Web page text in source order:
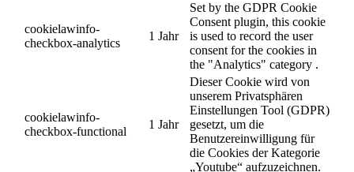
cookielawinfo-
checkbox-analytics
1 Jahr
Set by the GDPR Cookie
Consent plugin, this cookie
is used to record the user
consent for the cookies in
the "Analytics" category .
cookielawinfo-
checkbox-functional
1 Jahr
Dieser Cookie wird von
unserem Privatsphären
Einstellungen Tool (GDPR)
gesetzt, um die
Benutzereinwilligung für
die Cookies der Kategorie
„Youtube“ aufzuzeichnen.